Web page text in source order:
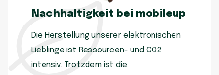
Nachhaltigkeit bei mobileup
Die Herstellung unserer elektronischen
Lieblinge ist Ressourcen- und CO2
intensiv. Trotzdem ist die